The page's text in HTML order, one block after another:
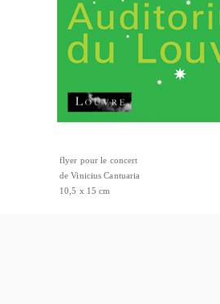
flyer pour le concert
de Vinicius Cantuaria
10,5 x 15 cm